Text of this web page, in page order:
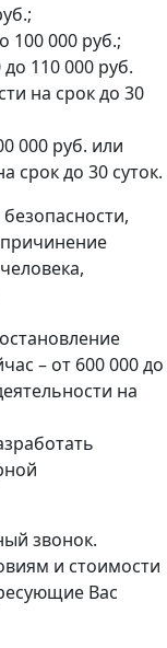
100 000 руб.;
110 000 руб.
на срок до 30
000 руб. или
срок до 30 суток.
– от 600 000 до
на
звонок.
и стоимости
Вас